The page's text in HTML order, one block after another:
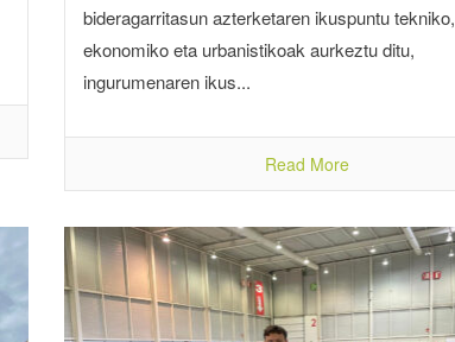
bideragarritasun azterketaren ikuspuntu tekniko,
ekonomiko eta urbanistikoak aurkeztu ditu,
ingurumenaren ikus...
Read More